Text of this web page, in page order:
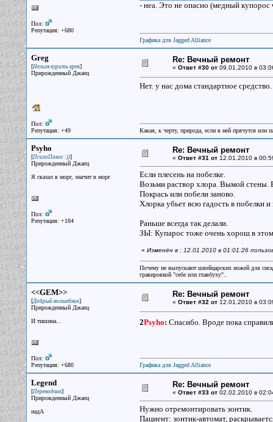
Пол:
Репутация: +680
- неа. Это не опасно (медный купорос
Графика для Jagged Alliance
Greg
[Нельзя курить крек]
Прирожденный Джаец
Пол:
Репутация: +49
Re: Вечный ремонт
« Ответ #30 от09.01.2010 в
Нет. у нас дома стандартное средство.
Какая, к черту, природа, если в ней прячутся или
Psyho
[ПсихоПакос :))]
Прирожденный Джаец
Я сказал в морг, значит в морг
Пол:
Репутация: +184
Re: Вечный ремонт
« Ответ #31 от12.01.2010 в
Если плесень на побелке.
Возьми раствор хлора. Вымой стены.
Покрась или побели заново.
Хлорка убьет всю гадость в побелки
Раньше всегда так делали.
ЗЫ: Купарос тоже очень хорош в
« Изменён в : 12.01.2010 в 01:01:26
Почему не выпускают швейцарских ножей для
гравировкой "себе или главбуху"..
<<GEM>>
[Добрый волшебник]
Прирожденный Джаец
И тишина...
Пол:
Репутация: +680
Re: Вечный ремонт
« Ответ #32 от12.01.2010 в
2Psyho: Спасибо. Вроде пока
Графика для Jagged Alliance
Legend
[Переводчик]
Прирожденный Джаец
надА
Re: Вечный ремонт
« Ответ #33 от02.02.2010 в
Нужно отремонтировать зонтик.
Пациент: зонтик-автомат,